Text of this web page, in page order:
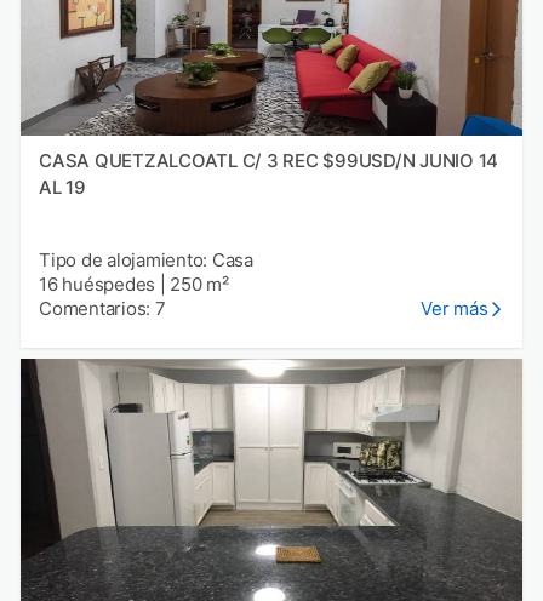
CASA QUETZALCOATL C/ 3 REC $99USD/N JUNIO 14
AL 19
Tipo de alojamiento: Casa
16 huéspedes
250 m²
Comentarios: 7
Ver más